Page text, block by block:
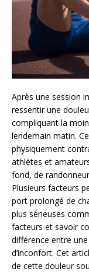
Après une session
ressentir une
compliquant la
lendemain matin.
physiquement
athlètes et
fond, de
Plusieurs facteurs
port prolongé de
plus sérieuses
facteurs et savoir
différence entre
d’inconfort. Cet
de cette douleur